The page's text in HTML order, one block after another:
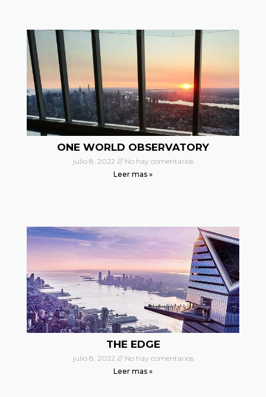
ONE WORLD OBSERVATORY
julio 8, 2022
No hay comentarios
Leer mas »
THE EDGE
julio 8, 2022
No hay comentarios
Leer mas »